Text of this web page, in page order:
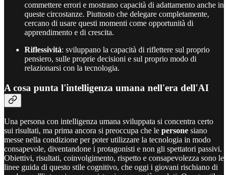
commettere errori e mostrano capacità di adattamento anche in
queste circostanze. Piuttosto che delegare completamente,
cercano di usare questi momenti come opportunità di
apprendimento e di crescita.
Riflessività: sviluppano la capacità di riflettere sul proprio
pensiero, sulle proprie decisioni e sul proprio modo di
relazionarsi con la tecnologia.
A cosa punta l'intelligenza umana nell'era dell'AI
Una persona con intelligenza umana sviluppata si concentra certo
sui risultati, ma prima ancora si preoccupa che le persone siano
messe nella condizione per poter utilizzare la tecnologia in modo
consapevole, diventandone i protagonisti e non gli spettatori passivi.
Obiettivi, risultati, coinvolgimento, rispetto e consapevolezza sono le
linee guida di questo stile cognitivo, che oggi i giovani rischiano di